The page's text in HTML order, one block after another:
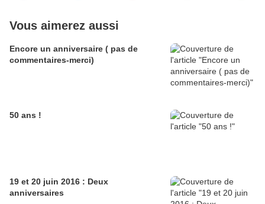
Vous aimerez aussi
Encore un anniversaire ( pas de
commentaires-merci)
50 ans !
19 et 20 juin 2016 : Deux
anniversaires